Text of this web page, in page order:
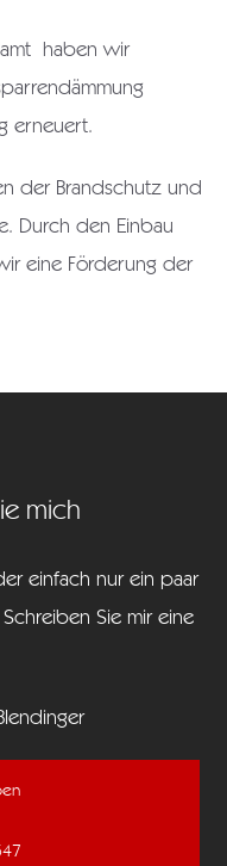
haben wir
erneuert.
der Brandschutz und
Durch den Einbau
eine Förderung der
mich
einfach nur ein paar
Sie mir eine